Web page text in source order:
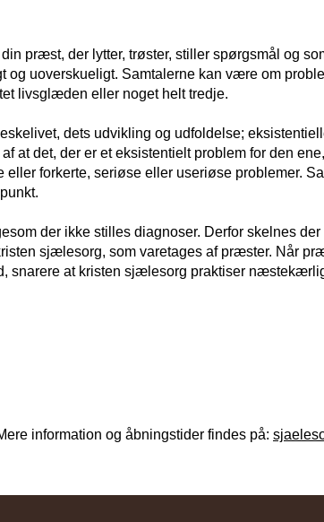
præst, der lytter, trøster, stiller spørgsmål og
uoverskueligt. Samtalerne kan være om
livsglæden eller noget helt tredje.
dets udvikling og udfoldelse;
at det, der er et eksistentielt problem for den
forkerte, seriøse eller useriøse problemer.
der ikke stilles diagnoser. Derfor skelnes der
sjælesorg, som varetages af præster. Når
snarere at kristen sjælesorg praktiser
information og åbningstider findes på: